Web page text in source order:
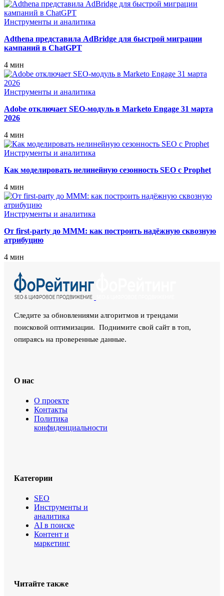
Инструменты и аналитика
Adthena представила AdBridge для быстрой миграции
кампаний в ChatGPT
4 мин
Инструменты и аналитика
Adobe отключает SEO‑модуль в Marketo Engage 31 марта
2026
4 мин
Инструменты и аналитика
Как моделировать нелинейную сезонность SEO с Prophet
4 мин
Инструменты и аналитика
От first‑party до MMM: как построить надёжную сквозную
атрибуцию
4 мин
Следите за обновлениями алгоритмов и трендами
поисковой оптимизации. Поднимите свой сайт в топ,
опираясь на проверенные данные.
О нас
О проекте
Контакты
Политика
конфиденциальности
Категории
SEO
Инструменты и
аналитика
AI в поиске
Контент и
маркетинг
Читайте также